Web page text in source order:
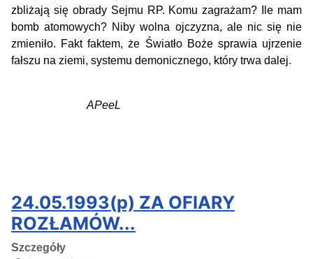
zbliżają się obrady Sejmu RP. Komu zagrażam? Ile mam
bomb atomowych? Niby wolna ojczyzna, ale nic się nie
zmieniło. Fakt faktem, że Światło Boże sprawia ujrzenie
fałszu na ziemi, systemu demonicznego, który trwa dalej.
APeeL
24.05.1993(p) ZA OFIARY
ROZŁAMÓW...
Szczegóły